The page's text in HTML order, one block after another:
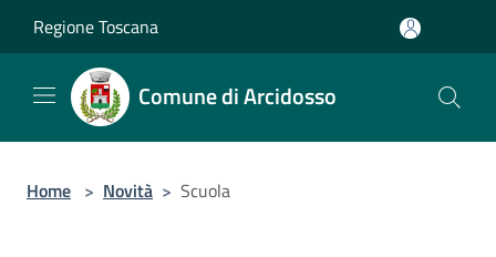
Regione Toscana
Comune di Arcidosso
Home > Novità > Scuola